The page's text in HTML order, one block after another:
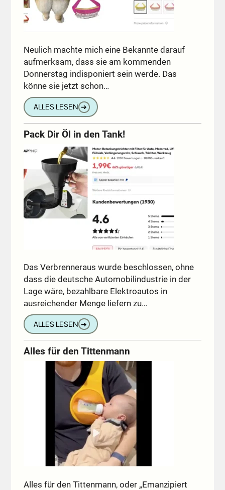
Neulich machte mich eine Bekannte darauf
aufmerksam, dass sie am kommenden
Donnerstag indisponiert sein werde. Das
könne sie jetzt schon…
ALLES LESEN ➔
Pack Dir Öl in den Tank!
Das Verbrenneraus wurde beschlossen, ohne
dass die deutsche Automobilindustrie in der
Lage wäre, bezahlbare Elektroautos in
ausreichender Menge liefern zu…
ALLES LESEN ➔
Alles für den Tittenmann
Alles für den Tittenmann, oder „Emanzipiert